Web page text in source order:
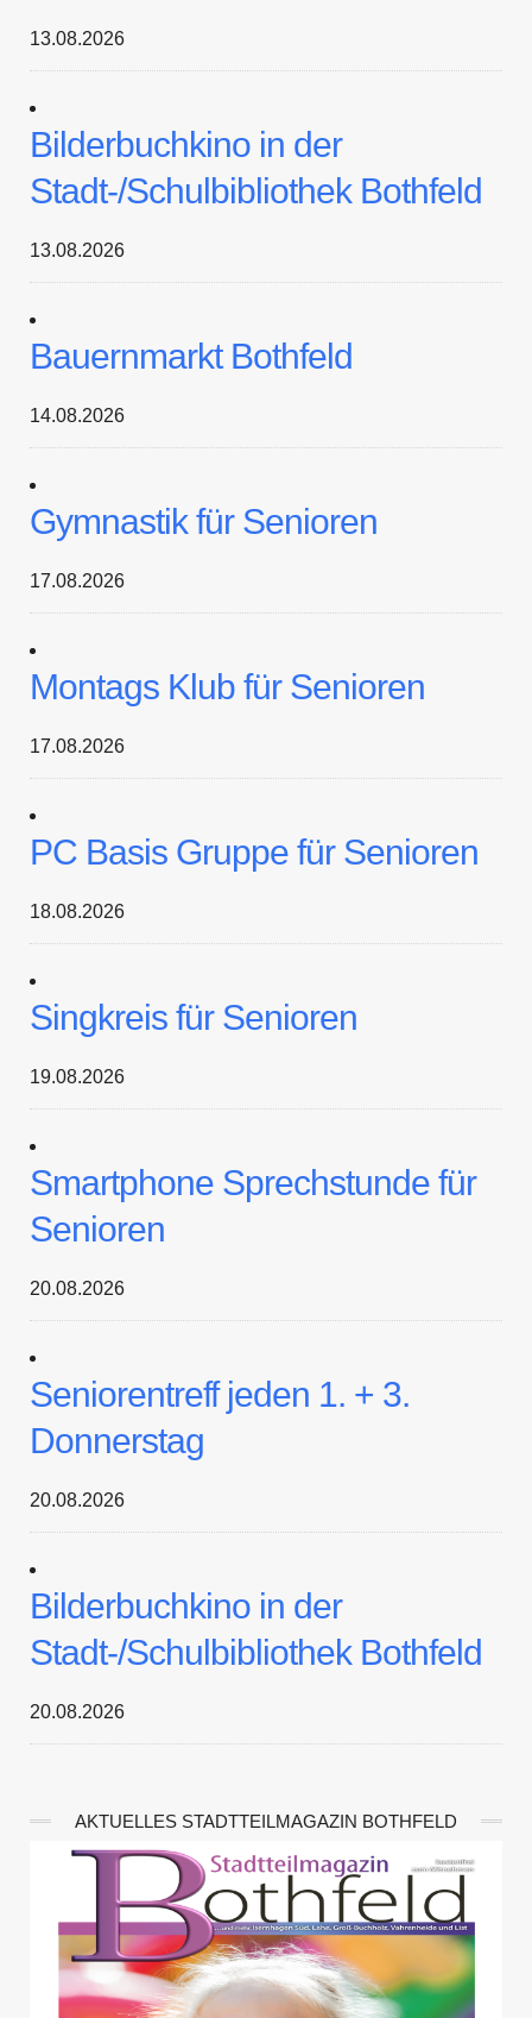
13.08.2026
Bilderbuchkino in der
Stadt-/Schulbibliothek Bothfeld
13.08.2026
Bauernmarkt Bothfeld
14.08.2026
Gymnastik für Senioren
17.08.2026
Montags Klub für Senioren
17.08.2026
PC Basis Gruppe für Senioren
18.08.2026
Singkreis für Senioren
19.08.2026
Smartphone Sprechstunde für
Senioren
20.08.2026
Seniorentreff jeden 1. + 3.
Donnerstag
20.08.2026
Bilderbuchkino in der
Stadt-/Schulbibliothek Bothfeld
20.08.2026
AKTUELLES STADTTEILMAGAZIN BOTHFELD